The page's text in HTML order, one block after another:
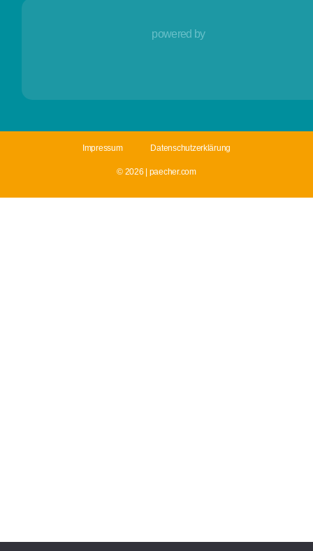
powered by
Impressum Datenschutzerklärung
© 2026 | paecher.com